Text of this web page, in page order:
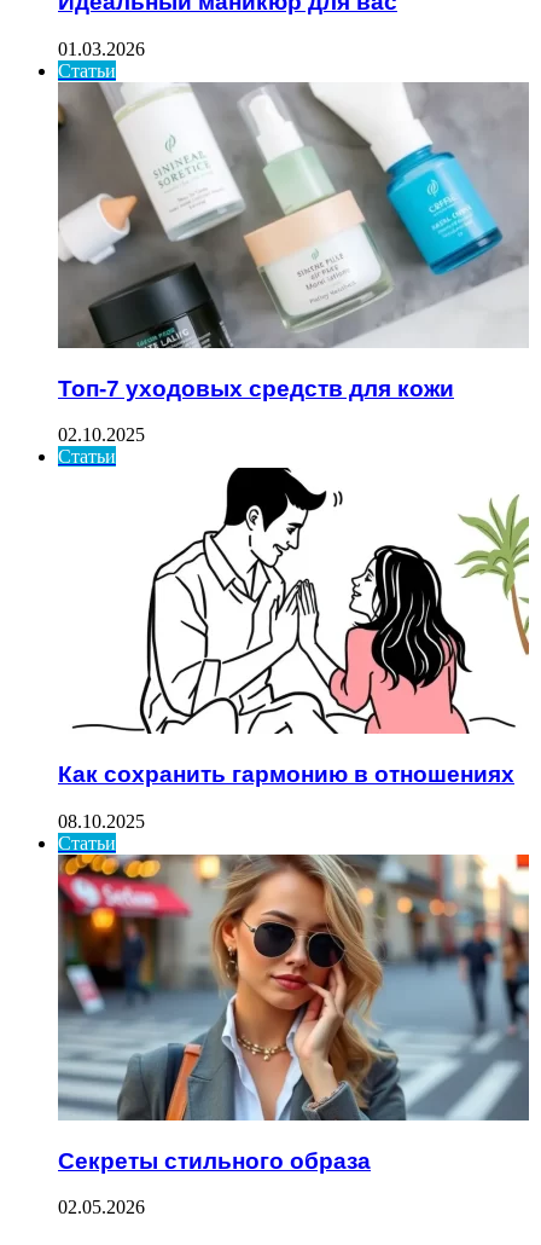
01.03.2026
Статьи
Топ-7 уходовых средств для кожи
02.10.2025
Статьи
Как сохранить гармонию в отношениях
08.10.2025
Статьи
Секреты стильного образа
02.05.2026